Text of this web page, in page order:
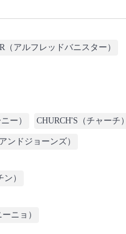
（アルフレッドバニスター）
ー） CHURCH'S（チャーチ）
ンドジョーンズ）
）
ニョ）